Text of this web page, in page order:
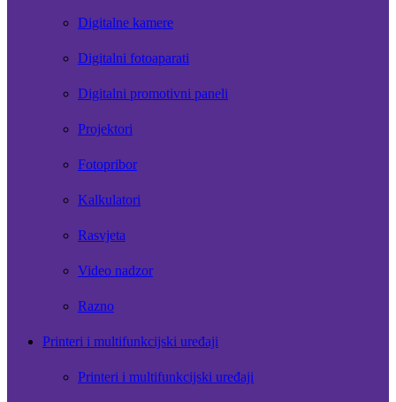
Digitalne kamere
Digitalni fotoaparati
Digitalni promotivni paneli
Projektori
Fotopribor
Kalkulatori
Rasvjeta
Video nadzor
Razno
Printeri i multifunkcijski uređaji
Printeri i multifunkcijski uređaji